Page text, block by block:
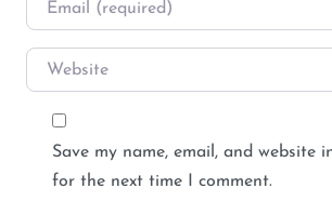
Website
Save my name, email, and website
for the next time I comment.